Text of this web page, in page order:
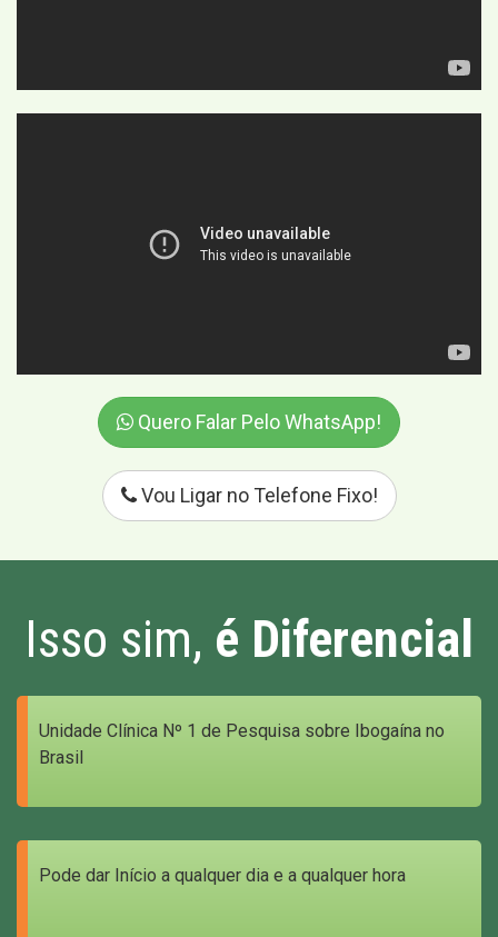
Quero Falar Pelo WhatsApp!
Vou Ligar no Telefone Fixo!
Isso sim, é Diferencial
Unidade Clínica Nº 1 de Pesquisa sobre Ibogaína no
Brasil
Pode dar Início a qualquer dia e a qualquer hora